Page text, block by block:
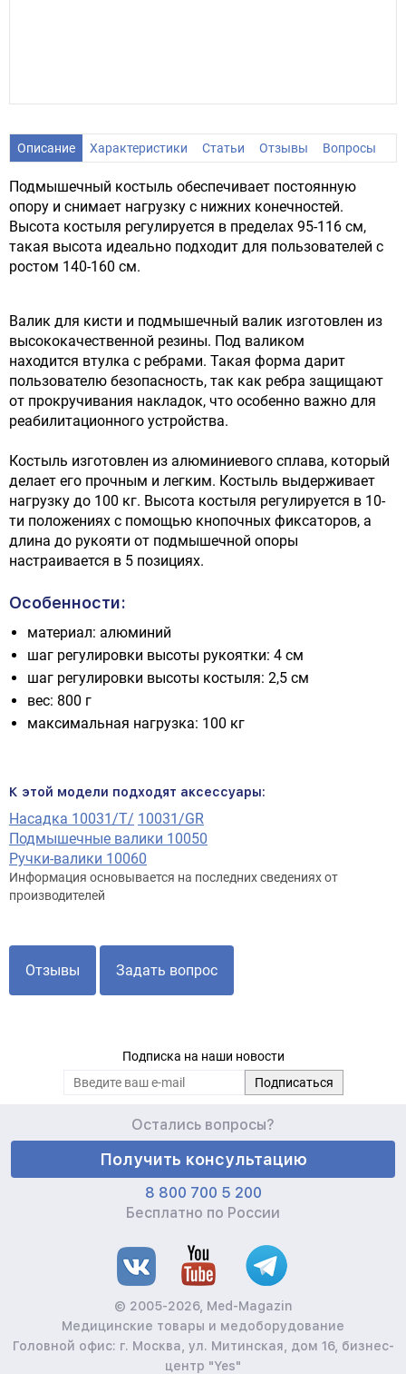
Описание Характеристики Статьи Отзывы Вопросы
Подмышечный костыль обеспечивает постоянную
опору и снимает нагрузку с нижних конечностей.
Высота костыля регулируется в пределах 95-116 см,
такая высота идеально подходит для пользователей с
ростом 140-160 см.
Валик для кисти и подмышечный валик изготовлен из
высококачественной резины. Под валиком
находится втулка с ребрами. Такая форма дарит
пользователю безопасность, так как ребра защищают
от прокручивания накладок, что особенно важно для
реабилитационного устройства.
Костыль изготовлен из алюминиевого сплава, который
делает его прочным и легким. Костыль выдерживает
нагрузку до 100 кг. Высота костыля регулируется в 10-
ти положениях с помощью кнопочных фиксаторов, а
длина до рукояти от подмышечной опоры
настраивается в 5 позициях.
Особенности:
материал: алюминий
шаг регулировки высоты рукоятки: 4 см
шаг регулировки высоты костыля: 2,5 см
вес: 800 г
максимальная нагрузка: 100 кг
К этой модели подходят аксессуары:
Насадка 10031/T/ 10031/GR
Подмышечные валики 10050
Ручки-валики 10060
Информация основывается на последних сведениях от
производителей
Отзывы Задать вопрос
Подписка на наши новости
Остались вопросы?
Получить консультацию
8 800 700 5 200
Бесплатно по России
© 2005-2026, Med-Magazin
Медицинские товары и медоборудование
Головной офис: г. Москва, ул. Митинская, дом 16, бизнес-
центр "Yes"